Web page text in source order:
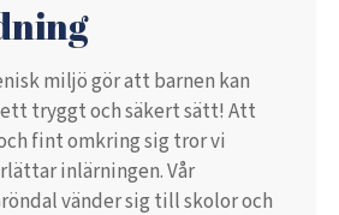
miljö gör att barnen kan
ett tryggt och säkert sätt! Att
fint omkring sig tror vi
inlärningen. Vår
vänder sig till skolor och